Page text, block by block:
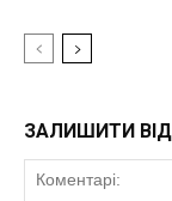
ЗАЛИШИТИ